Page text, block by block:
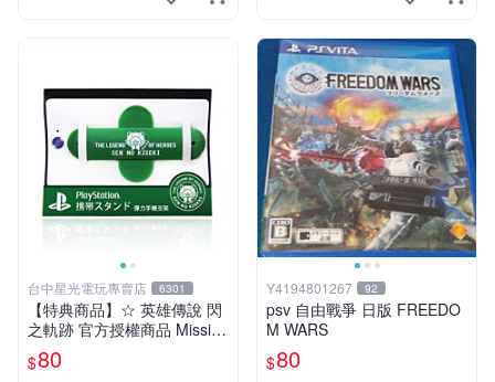
台中星光電玩專賣店 6301
【特典商品】☆ 英雄傳說 閃
之軌跡 官方授權商品 Missi限
定 彈力手機支架 ☆全新品
【特價優惠】台中星光電玩
$80
Y4194801267 92
psv 自由戰爭 日版 FREEDO
M WARS
$80